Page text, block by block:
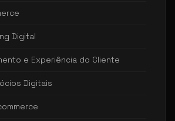
Digital
e Experiência do Cliente
Digitais